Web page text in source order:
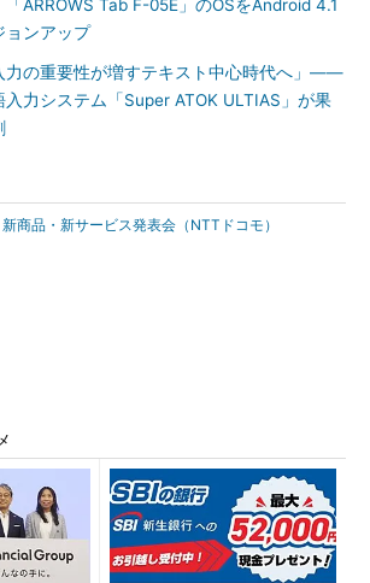
「ARROWS Tab F-05E」のOSをAndroid 4.1
ョンアップ
力の重要性が増すテキスト中心時代へ」――
入力システム「Super ATOK ULTIAS」が果
商品・新サービス発表会（NTTドコモ）